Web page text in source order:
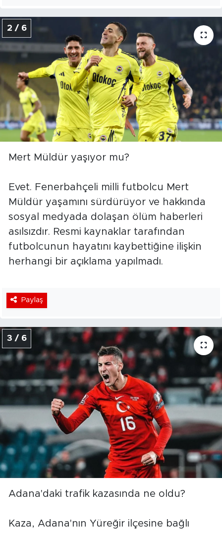
2 / 6
Mert Müldür yaşıyor mu?
Evet. Fenerbahçeli milli futbolcu Mert
Müldür yaşamını sürdürüyor ve hakkında
sosyal medyada dolaşan ölüm haberleri
asılsızdır. Resmi kaynaklar tarafından
futbolcunun hayatını kaybettiğine ilişkin
herhangi bir açıklama yapılmadı.
Paylaş
3 / 6
Adana'daki trafik kazasında ne oldu?
Kaza, Adana'nın Yüreğir ilçesine bağlı